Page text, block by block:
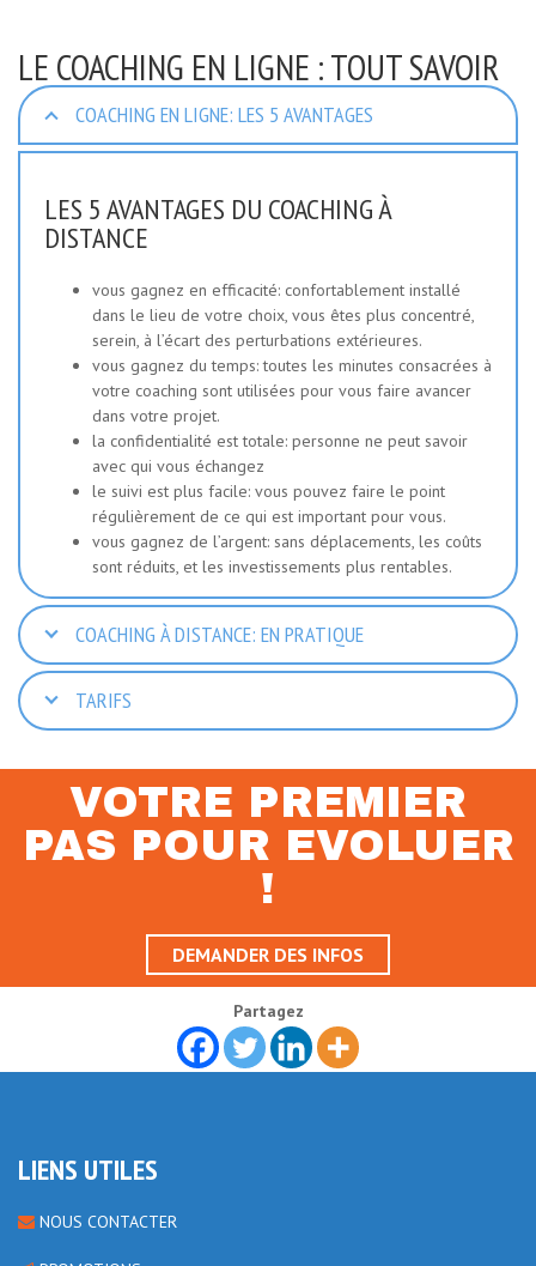
LE COACHING EN LIGNE : TOUT SAVOIR
COACHING EN LIGNE: LES 5 AVANTAGES
LES 5 AVANTAGES DU COACHING À
DISTANCE
vous gagnez en efficacité: confortablement installé
dans le lieu de votre choix, vous êtes plus concentré,
serein, à l’écart des perturbations extérieures.
vous gagnez du temps: toutes les minutes consacrées à
votre coaching sont utilisées pour vous faire avancer
dans votre projet.
la confidentialité est totale: personne ne peut savoir
avec qui vous échangez
le suivi est plus facile: vous pouvez faire le point
régulièrement de ce qui est important pour vous.
vous gagnez de l’argent: sans déplacements, les coûts
sont réduits, et les investissements plus rentables.
COACHING À DISTANCE: EN PRATIQUE
TARIFS
VOTRE PREMIER
PAS POUR EVOLUER
!
DEMANDER DES INFOS
Partagez
LIENS UTILES
NOUS CONTACTER